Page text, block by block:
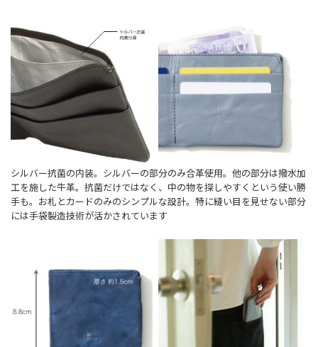
シルバー抗菌の内装。シルバーの部分のみ合革使用。他の部分は撥水加
工を施した牛革。抗菌だけではなく、中の物を探しやすくという使い勝
手も。お札とカードのみのシンプルな設計。特に縫い目を見せない部分
には手袋製造技術が活かされています